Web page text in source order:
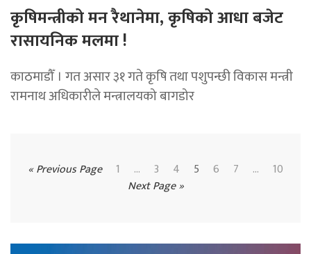
कृषिमन्त्रीको मन रैथानेमा, कृषिको आधा बजेट
रासायनिक मलमा !
काठमाडौँ । गत असार ३१ गते कृषि तथा पशुपन्छी विकास मन्त्री
रामनाथ अधिकारीले मन्त्रालयको बागडोर
« Previous Page 1 … 3 4 5 6 7 ...
10
Next Page »